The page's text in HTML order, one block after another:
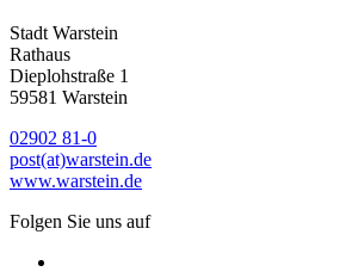
Stadt Warstein
Rathaus
Dieplohstraße 1
59581 Warstein
02902 81-0
post(at)warstein.de
www.warstein.de
Folgen Sie uns auf